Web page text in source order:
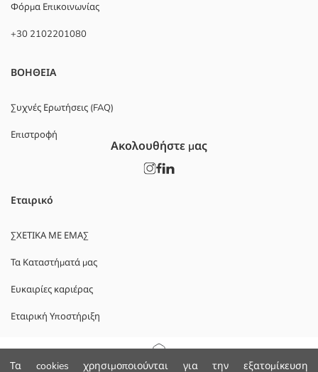
Τα cookies χρησιμοποιούνται για την εξατομίκευση
Αρχική Σελίδα
Φόρμα Επικοινωνίας
+30 2102201080
ΒΟΗΘΕΙΑ
Συχνές Ερωτήσεις (FAQ)
Επιστροφή
Εταιρικό
ΣΧΕΤΙΚΑ ΜΕ ΕΜΑΣ
Τα Καταστήματά μας
Ευκαιρίες καριέρας
Εταιρική Υποστήριξη
Ακολουθήστε μας